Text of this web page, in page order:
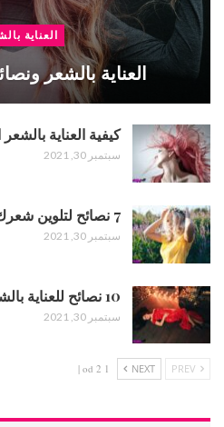
العناية
العناية بالشعر
كيفية العناية
سبتمبر 30, 2021
7 نصائح لتلوين شعرك بالمنزل
سبتمبر 30, 2021
10 نصائح للعناية بالشعر
سبتمبر 30, 2021
NEXT
1 od 2 |